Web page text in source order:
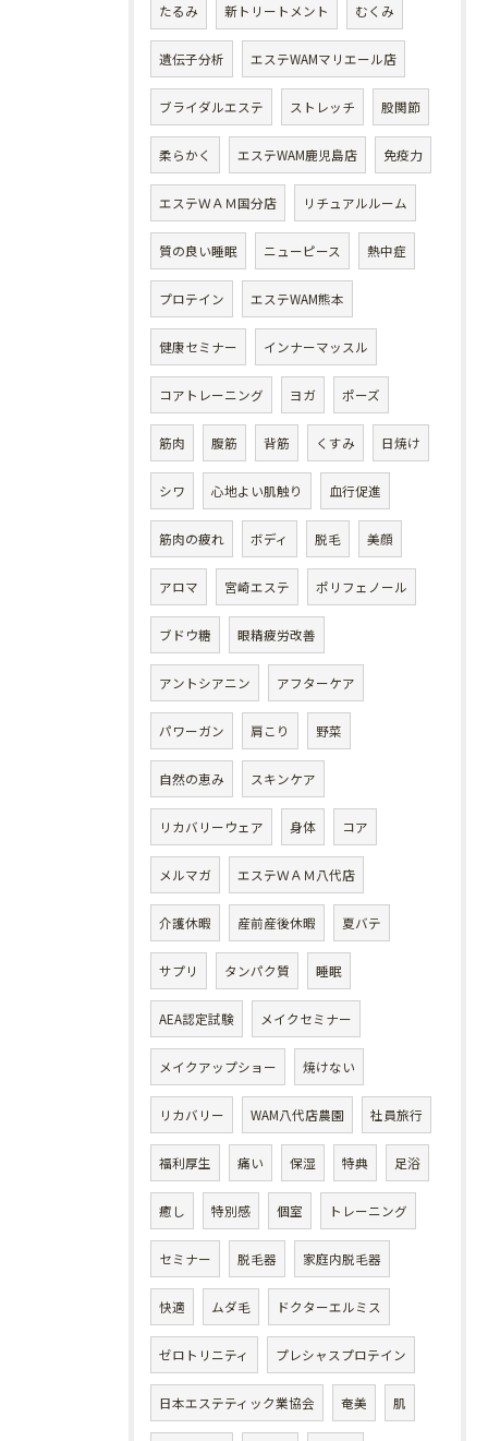
たるみ 新トリートメント むくみ
遺伝子分析 エステWAMマリエール店
ブライダルエステ ストレッチ 股関節
柔らかく エステWAM鹿児島店 免疫力
エステＷＡＭ国分店 リチュアルルーム
質の良い睡眠 ニューピース 熱中症
プロテイン エステWAM熊本
健康セミナー インナーマッスル
コアトレーニング ヨガ ポーズ
筋肉 腹筋 背筋 くすみ 日焼け
シワ 心地よい肌触り 血行促進
筋肉の疲れ ボディ 脱毛 美顔
アロマ 宮崎エステ ポリフェノール
ブドウ糖 眼精疲労改善
アントシアニン アフターケア
パワーガン 肩こり 野菜
自然の恵み スキンケア
リカバリーウェア 身体 コア
メルマガ エステＷＡＭ八代店
介護休暇 産前産後休暇 夏バテ
サプリ タンパク質 睡眠
AEA認定試験 メイクセミナー
メイクアップショー 焼けない
リカバリー WAM八代店農園 社員旅行
福利厚生 痛い 保湿 特典 足浴
癒し 特別感 個室 トレーニング
セミナー 脱毛器 家庭内脱毛器
快適 ムダ毛 ドクターエルミス
ゼロトリニティ プレシャスプロテイン
日本エステティック業協会 奄美 肌